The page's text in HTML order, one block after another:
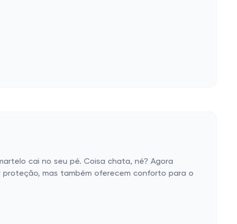
cai no seu pé. Coisa chata, né? Agora
mas também oferecem conforto para o